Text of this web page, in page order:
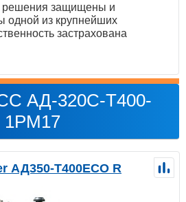
решения защищены и
одной из крупнейших
застрахована
АД-320С-Т400-
1РМ17
АД350-T400ECO R